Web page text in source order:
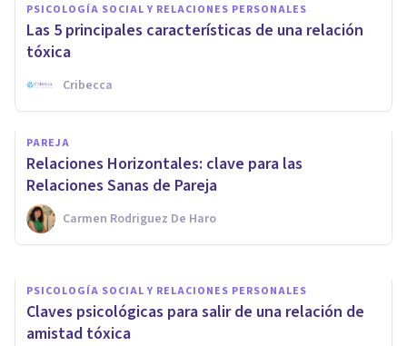
PSICOLOGÍA SOCIAL Y RELACIONES PERSONALES
Las 5 principales características de una relación
tóxica
Cribecca
PAREJA
Relaciones Horizontales: clave para las
Relaciones Sanas de Pareja
Carmen Rodriguez De Haro
PSICOLOGÍA SOCIAL Y RELACIONES PERSONALES
6 claves para mejorar tu
comunicación en las relaciones
personales
Avance Psicólogos
PSICOLOGÍA SOCIAL Y RELACIONES PERSONALES
Claves psicológicas para salir de una relación de
amistad tóxica